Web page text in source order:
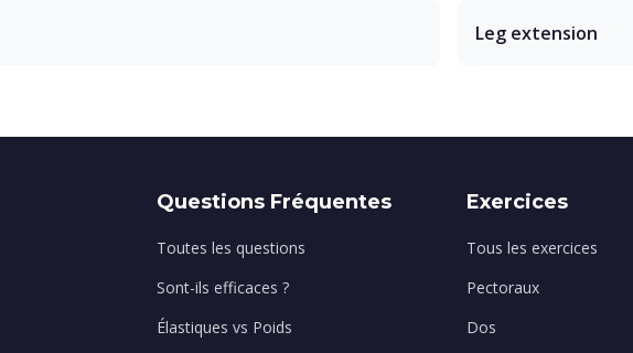
Leg extension
Questions Fréquentes
Toutes les questions
Sont-ils efficaces ?
Élastiques vs Poids
Exercices
Tous les exercices
Pectoraux
Dos